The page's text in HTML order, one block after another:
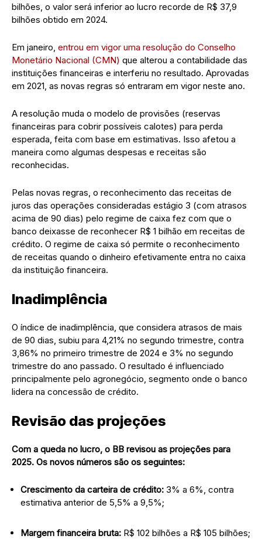
bilhões, o valor será inferior ao lucro recorde de R$ 37,9
bilhões obtido em 2024.
Em janeiro, entrou em vigor uma resolução do Conselho
Monetário Nacional (CMN) que alterou a contabilidade das
instituições financeiras e interferiu no resultado. Aprovadas
em 2021, as novas regras só entraram em vigor neste ano.
A resolução muda o modelo de provisões (reservas
financeiras para cobrir possíveis calotes) para perda
esperada, feita com base em estimativas. Isso afetou a
maneira como algumas despesas e receitas são
reconhecidas.
Pelas novas regras, o reconhecimento das receitas de
juros das operações consideradas estágio 3 (com atrasos
acima de 90 dias) pelo regime de caixa fez com que o
banco deixasse de reconhecer R$ 1 bilhão em receitas de
crédito. O regime de caixa só permite o reconhecimento
de receitas quando o dinheiro efetivamente entra no caixa
da instituição financeira.
Inadimplência
O índice de inadimplência, que considera atrasos de mais
de 90 dias, subiu para 4,21% no segundo trimestre, contra
3,86% no primeiro trimestre de 2024 e 3% no segundo
trimestre do ano passado. O resultado é influenciado
principalmente pelo agronegócio, segmento onde o banco
lidera na concessão de crédito.
Revisão das projeções
Com a queda no lucro, o BB revisou as projeções para
2025. Os novos números são os seguintes:
Crescimento da carteira de crédito: 3% a 6%, contra
estimativa anterior de 5,5% a 9,5%;
Margem financeira bruta: R$ 102 bilhões a R$ 105 bilhões;